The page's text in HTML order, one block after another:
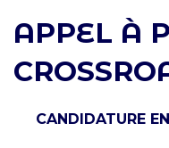
APPEL À
CANDIDATURE